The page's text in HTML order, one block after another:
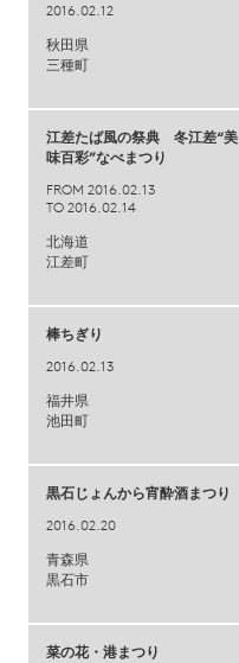
2016.02.12
秋田県
三種町
江差たば風の祭典 冬江差“美
味百彩”なべまつり
FROM 2016.02.13
TO 2016.02.14
北海道
江差町
棒ちぎり
2016.02.13
福井県
池田町
黒石じょんから宵酔酒まつり
2016.02.20
青森県
黒石市
菜の花・港まつり